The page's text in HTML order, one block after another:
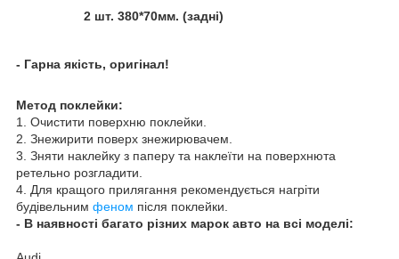
2 шт. 380*70мм. (задні)
- Гарна якість, оригінал!
Метод поклейки:
1. Очистити поверхню поклейки.
2. Знежирити поверх знежирювачем.
3. Зняти наклейку з паперу та наклеїти на поверхнюта
ретельно розгладити.
4. Для кращого прилягання рекомендується нагріти
будівельним феном після поклейки.
- В наявності багато різних марок авто на всі моделі: